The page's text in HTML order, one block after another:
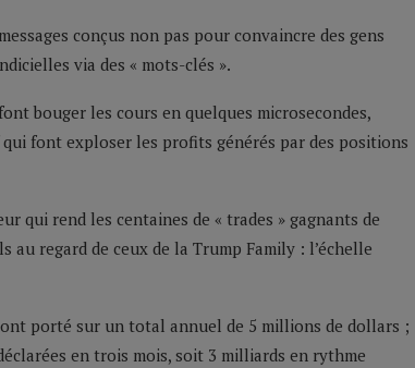
conçus non pas pour convaincre des gens
via des « mots-clés ».
bouger les cours en quelques microsecondes,
font exploser les profits générés par des positions
qui rend les centaines de « trades » gagnants de
regard de ceux de la Trump Family : l’échelle
porté sur un total annuel de 5 millions de dollars ;
en trois mois, soit 3 milliards en rythme